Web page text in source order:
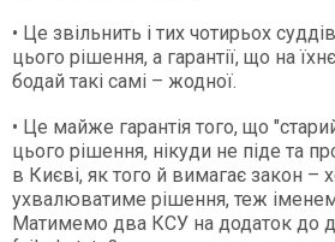
• Це звільнить і тих чотирьох
цього рішення, а гарантії, що на
бодай такі самі – жодної.
• Це майже гарантія того, що
цього рішення, нікуди не піде та
в Києві, як того й вимагає закон –
ухвалюватиме рішення, теж
Матимемо два КСУ на додаток до